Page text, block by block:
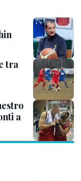
tra
a